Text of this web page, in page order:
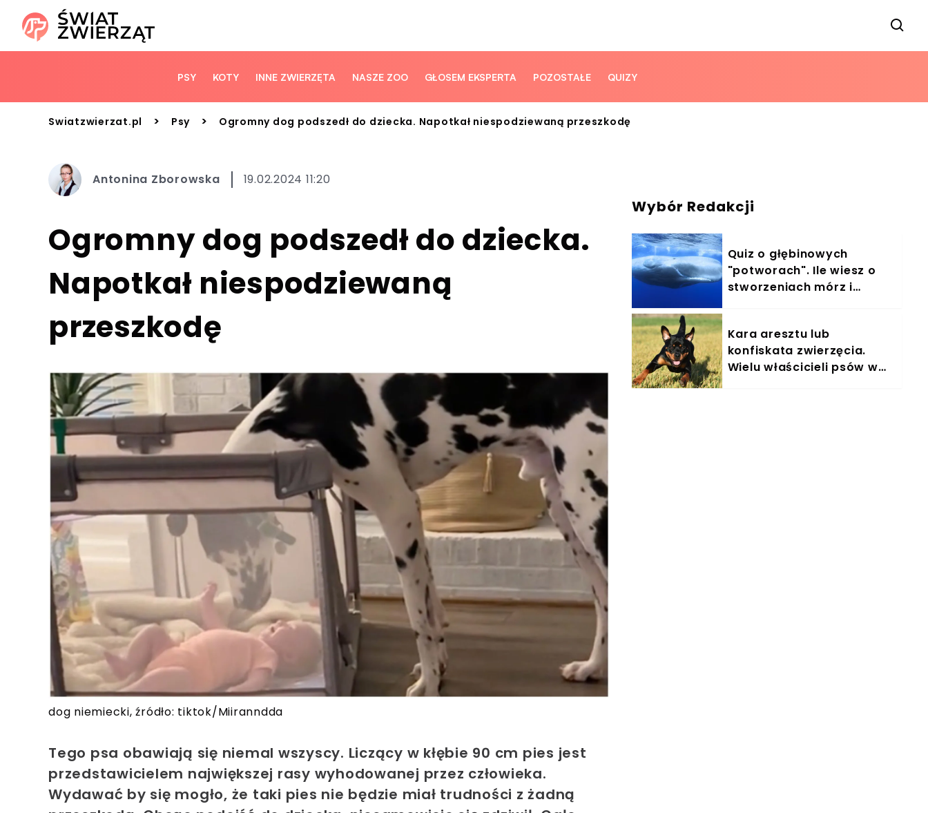
PSY KOTY INNE ZWIERZĘTA NASZE ZOO GŁOSEM EKSPERTA POZOSTAŁE QUIZY
Swiatzwierzat.pl > Psy > Ogromny dog podszedł do dziecka. Napotkał niespodziewaną przeszkodę
Antonina Zborowska 19.02.2024 11:20
Ogromny dog podszedł do dziecka.
Napotkał niespodziewaną
przeszkodę
dog niemiecki, źródło: tiktok/Miiranndda
Tego psa obawiają się niemal wszyscy. Liczący w kłębie 90 cm pies jest
przedstawicielem największej rasy wyhodowanej przez człowieka.
Wydawać by się mogło, że taki pies nie będzie miał trudności z żadną
Wybór Redakcji
Quiz o głębinowych
"potworach". Ile wiesz o
stworzeniach mórz i
Kara aresztu lub
konfiskata zwierzęcia.
Wielu właścicieli psów w